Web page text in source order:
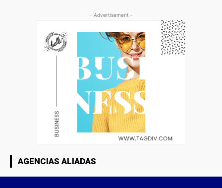
- Advertisement -
AGENCIAS ALIADAS